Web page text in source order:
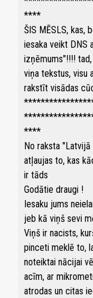
****
ŠIS MĒSLS, kas,
iesaka veikt DNS
izņēmums"!!!!
viņa tekstus, visu
rakstīt visādas
****
No raksta
atļaujas to, kas
ir tāds
Godātie draugi !
Iesaku jums
jeb kā viņš sevi
Viņš ir nacists,
pinceti meklē to,
noteiktai nācijai
acīm, ar
atrodas un citas